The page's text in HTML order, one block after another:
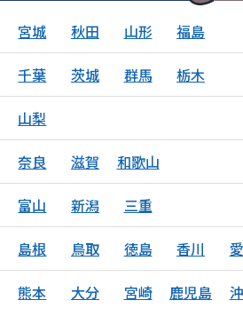
宮城 秋田 山形 福島
千葉 茨城 群馬 栃木
山梨
奈良 滋賀 和歌山
富山 新潟 三重
島根 鳥取 徳島 香川
熊本 大分 宮崎 鹿児島